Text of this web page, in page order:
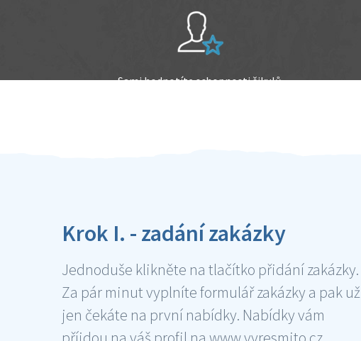
Sami hodnotíte schopnosti šikulů
Krok I. - zadání zakázky
Jednoduše klikněte na tlačítko přidání zakázky.
Za pár minut vyplníte formulář zakázky a pak už
jen čekáte na první nabídky. Nabídky vám